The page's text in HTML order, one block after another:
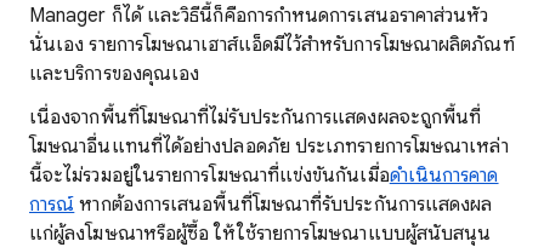
Manager ก็ได้ และวิธีนี้ก็คือการกำหนดการเสนอราคาส่วนหัว
นั่นเอง รายการโฆษณาเฮาส์แอ็ดมีไว้สำหรับการโฆษณาผลิตภัณฑ์
และบริการของคุณเอง
เนื่องจากพื้นที่โฆษณาที่ไม่รับประกันการแสดงผลจะถูกพื้นที่
โฆษณาอื่นแทนที่ได้อย่างปลอดภัย ประเภทรายการโฆษณาเหล่า
นี้จะไม่รวมอยู่ในรายการโฆษณาที่แข่งขันกันเมื่อดำเนินการคาด
การณ์ หากต้องการเสนอพื้นที่โฆษณาที่รับประกันการแสดงผล
แก่ผู้ลงโฆษณาหรือผู้ซื้อ ให้ใช้รายการโฆษณาแบบผู้สนับสนุน